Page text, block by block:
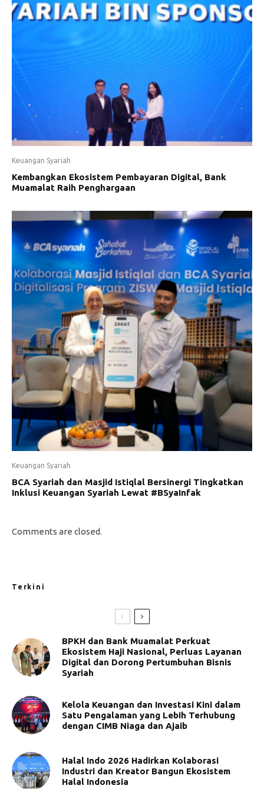
Keuangan Syariah
Kembangkan Ekosistem Pembayaran Digital, Bank
Muamalat Raih Penghargaan
Keuangan Syariah
BCA Syariah dan Masjid Istiqlal Bersinergi Tingkatkan
Inklusi Keuangan Syariah Lewat #BSyaInfak
Comments are closed.
Terkini
BPKH dan Bank Muamalat Perkuat
Ekosistem Haji Nasional, Perluas Layanan
Digital dan Dorong Pertumbuhan Bisnis
Syariah
Kelola Keuangan dan Investasi Kini dalam
Satu Pengalaman yang Lebih Terhubung
dengan CIMB Niaga dan Ajaib
Halal Indo 2026 Hadirkan Kolaborasi
Industri dan Kreator Bangun Ekosistem
Halal Indonesia